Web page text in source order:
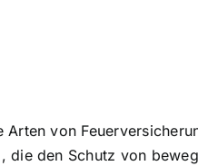
Arten von
die den Schutz von